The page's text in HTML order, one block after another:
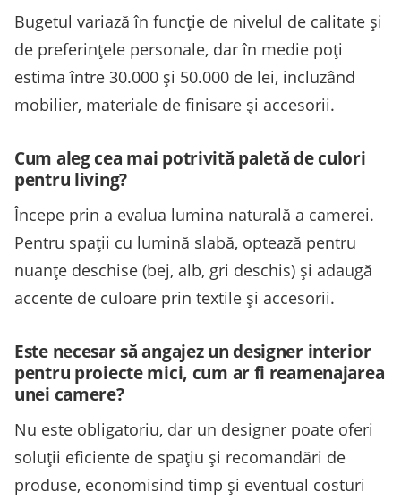
Bugetul variază în funcție de nivelul de calitate și
de preferințele personale, dar în medie poți
estima între 30.000 și 50.000 de lei, incluzând
mobilier, materiale de finisare și accesorii.
Cum aleg cea mai potrivită paletă de culori
pentru living?
Începe prin a evalua lumina naturală a camerei.
Pentru spații cu lumină slabă, optează pentru
nuanțe deschise (bej, alb, gri deschis) și adaugă
accente de culoare prin textile și accesorii.
Este necesar să angajez un designer interior
pentru proiecte mici, cum ar fi reamenajarea
unei camere?
Nu este obligatoriu, dar un designer poate oferi
soluții eficiente de spațiu și recomandări de
produse, economisind timp și eventual costuri